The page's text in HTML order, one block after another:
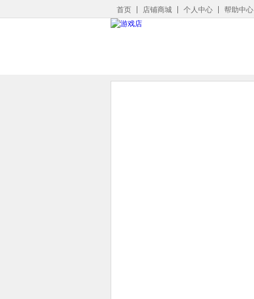
首页 店铺商城 个人中心 帮助中心